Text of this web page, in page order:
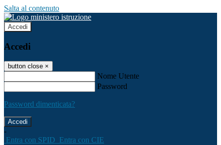
Salta al contenuto
Accedi
Accedi
button close ×
Nome Utente
Password
Password dimenticata?
-
Entra con SPID Entra con CIE